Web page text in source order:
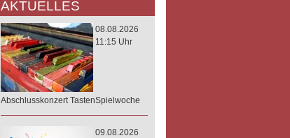
AKTUELLES
08.08.2026
11:15 Uhr
Abschlusskonzert TastenSpielwoche
09.08.2026